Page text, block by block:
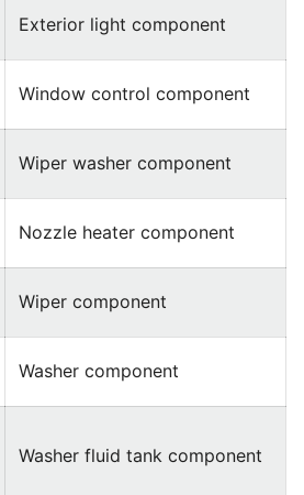
Exterior light component
Window control component
Wiper washer component
Nozzle heater component
Wiper component
Washer component
Washer fluid tank component